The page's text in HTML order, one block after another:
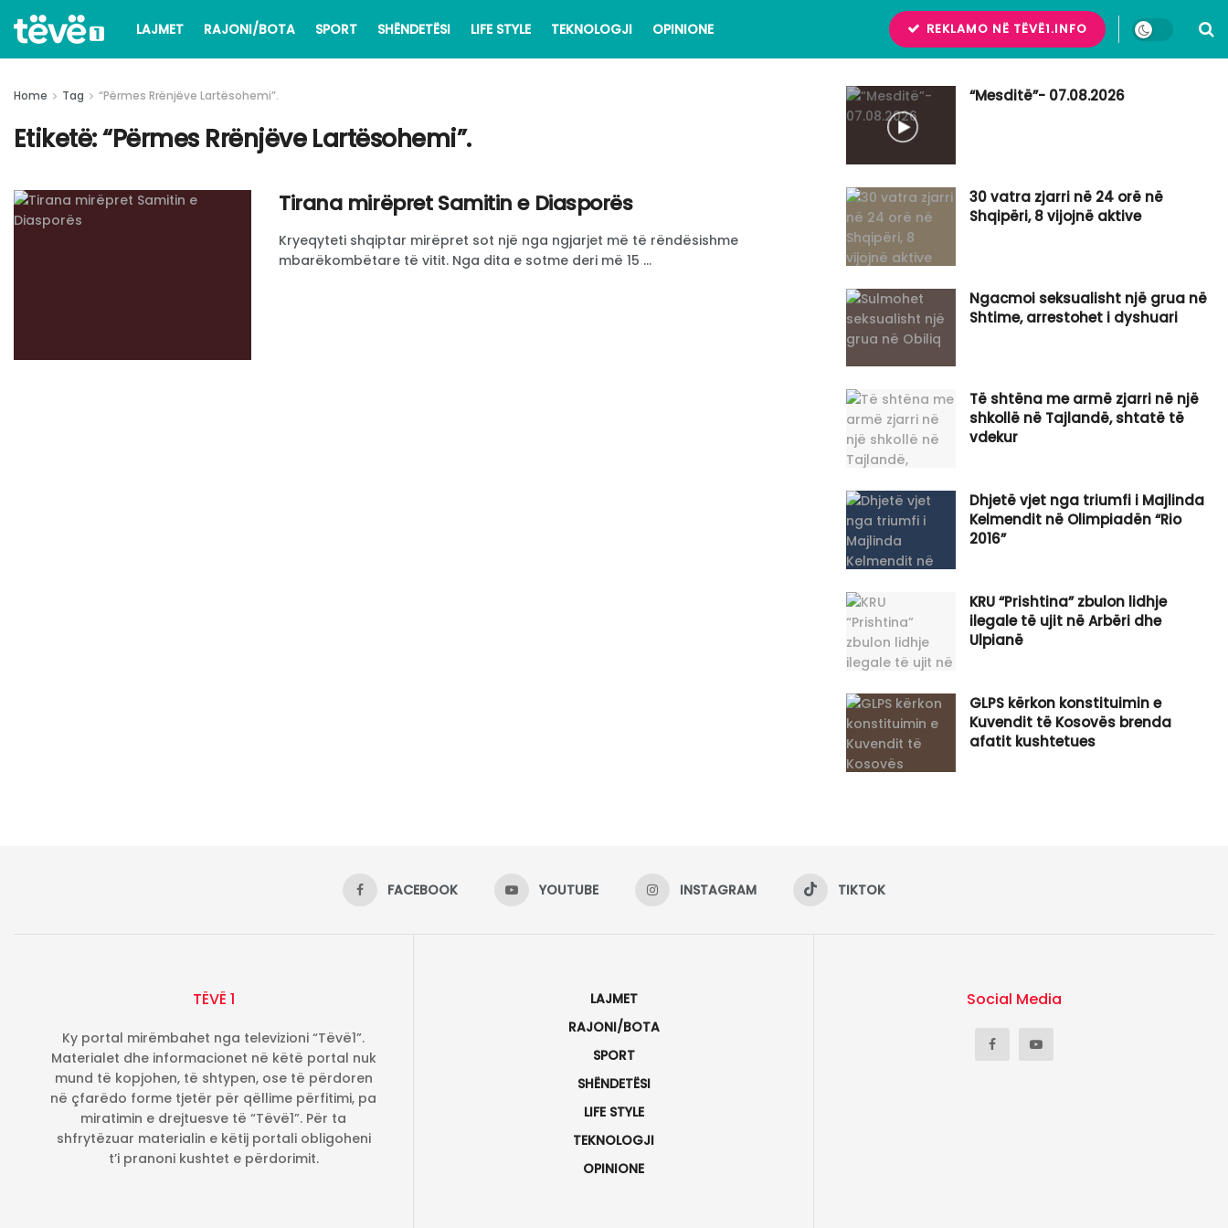
LAJMET RAJONI/BOTA SPORT SHËNDETËSI LIFE STYLE TEKNOLOGJI OPINIONE REKLAMO NË TËVË1.INFO
Home Tag “Përmes Rrënjëve Lartësohemi”.
Etiketë:“Përmes Rrënjëve Lartësohemi”.
Tirana mirëpret Samitin e Diasporës
Kryeqyteti shqiptar mirëpret sot një nga ngjarjet më të rëndësishme
mbarëkombëtare të vitit. Nga dita e sotme deri më 15 ...
“Mesditë”- 07.08.2026
30 vatra zjarri në 24 orë në
Shqipëri, 8 vijojnë aktive
Ngacmoi seksualisht një grua në
Shtime, arrestohet i dyshuari
Të shtëna me armë zjarri në një
shkollë në Tajlandë, shtatë të
vdekur
Dhjetë vjet nga triumfi i Majlinda
Kelmendit në Olimpiadën “Rio
2016”
KRU “Prishtina” zbulon lidhje
ilegale të ujit në Arbëri dhe
Ulpianë
GLPS kërkon konstituimin e
Kuvendit të Kosovës brenda
afatit kushtetues
FACEBOOK YOUTUBE INSTAGRAM TIKTOK
TËVË 1
Ky portal mirëmbahet nga televizioni “Tëvë1”.
Materialet dhe informacionet në këtë portal nuk
mund të kopjohen, të shtypen, ose të përdoren
në çfarëdo forme tjetër për qëllime përfitimi, pa
miratimin e drejtuesve të “Tëvë1”. Për ta
shfrytëzuar materialin e këtij portali obligoheni
t’i pranoni kushtet e përdorimit.
LAJMET
RAJONI/BOTA
SPORT
SHËNDETËSI
LIFE STYLE
TEKNOLOGJI
OPINIONE
Social Media